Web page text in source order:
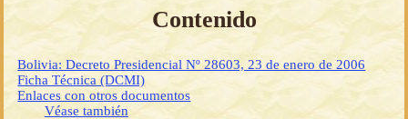
Contenido
Bolivia: Decreto Presidencial Nº 28603, 23 de enero de 2006
Ficha Técnica (DCMI)
Enlaces con otros documentos
Véase también